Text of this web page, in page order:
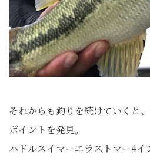
それからも釣りを続けていくと
ポイントを発見。
ハドルスイマーエラストマー4イ